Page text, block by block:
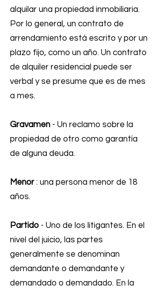
alquilar una propiedad inmobiliaria.
Por lo general, un contrato de
arrendamiento está escrito y por un
plazo fijo, como un año. Un contrato
de alquiler residencial puede ser
verbal y se presume que es de mes
a mes.
Gravamen - Un reclamo sobre la
propiedad de otro como garantía
de alguna deuda.
Menor : una persona menor de 18
años.
Partido - Uno de los litigantes. En el
nivel del juicio, las partes
generalmente se denominan
demandante o demandante y
demandado o demandado. En la